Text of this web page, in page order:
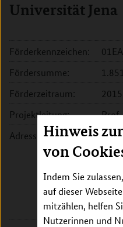
Hinweis
von
Indem Sie
auf dieser
mitzählen, helfen
Nutzerinnen und
Universität Jena
Förderkennzeichen:
Fördersumme:
Förderzeitraum:
Projektleitung:
Adresse: